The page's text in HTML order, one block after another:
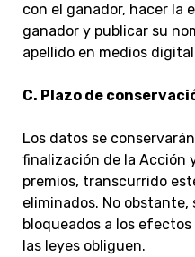
con el ganador, hacer la
ganador y publicar su
apellido en medios
C. Plazo de
Los datos se
finalización de la Acción
premios, transcurrido
eliminados. No
bloqueados a los
las leyes obliguen.